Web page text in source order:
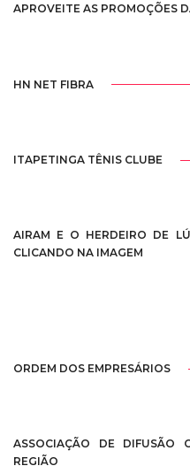
APROVEITE AS PROMOÇÕES
HN NET FIBRA
ITAPETINGA TÊNIS CLUBE
AIRAM E O HERDEIRO DE
CLICANDO NA IMAGEM
ORDEM DOS EMPRESÁRIOS
ASSOCIAÇÃO DE DIFUSÃO
REGIÃO